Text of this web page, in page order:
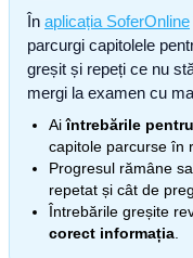
În aplicația SoferOnline
parcurgi capitolele
greșit și repeți ce nu
mergi la examen cu
Aiîntrebările
capitole parcurse în
Progresul rămâne
repetat și cât de
Întrebările greșite
corect informația